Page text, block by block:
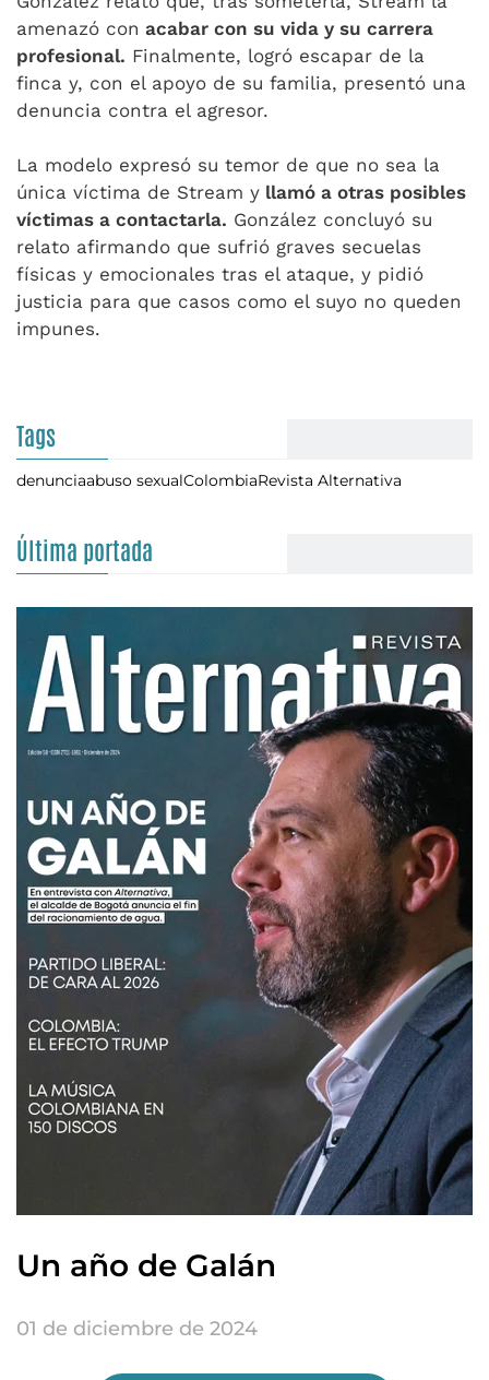
amenazó con acabar con su vida y su carrera
profesional. Finalmente, logró escapar de la
finca y, con el apoyo de su familia, presentó una
denuncia contra el agresor.
La modelo expresó su temor de que no sea la
única víctima de Stream y llamó a otras posibles
víctimas a contactarla. González concluyó su
relato afirmando que sufrió graves secuelas
físicas y emocionales tras el ataque, y pidió
justicia para que casos como el suyo no queden
impunes.
Tags
denunciaabuso sexualColombiaRevista Alternativa
Última portada
Un año de Galán
01 de diciembre de 2024